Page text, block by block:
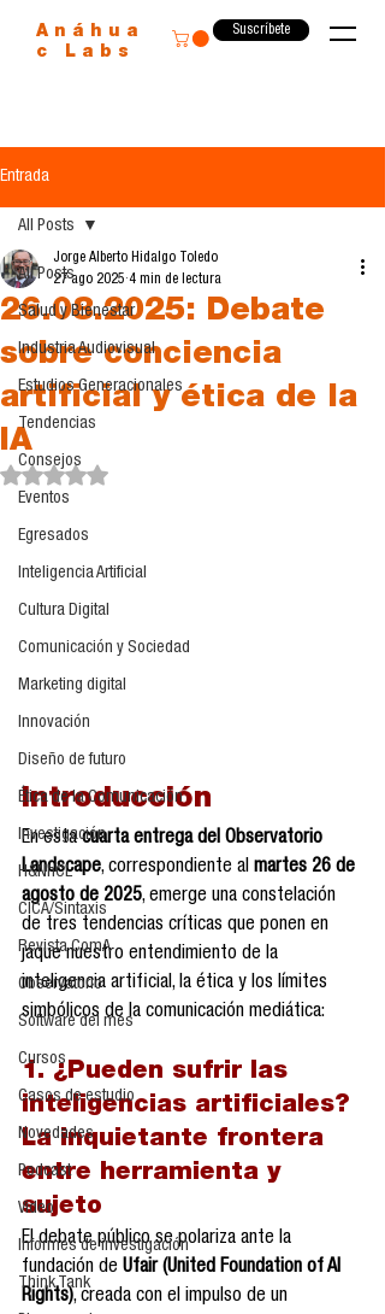
Anáhua
c Labs
Suscríbete
Entrada
All Posts
Salud y Bienestar
Industria Audiovisual
Estudios Generacionales
Tendencias
Consejos
Eventos
Egresados
Inteligencia Artificial
Cultura Digital
Comunicación y Sociedad
Marketing digital
Innovación
Diseño de futuro
Ética de la Comunicación
Investigación
H&NhCL
CICA/Sintaxis
Revista ComA
Observatorio
Software del mes
Cursos
Casos de estudio
Novedades
Podcast
Video
Informes de investigación
Think Tank
All Posts
26.08.2025: Debate
sobre conciencia
artificial y ética de la
IA
Jorge Alberto Hidalgo Toledo
27 ago 2025 4 min de lectura
Obtuvo NaN de 5 estrellas.
Introducción
En esta cuarta entrega del Observatorio
Landscape, correspondiente al martes 26 de
agosto de 2025, emerge una constelación
de tres tendencias críticas que ponen en
jaque nuestro entendimiento de la
inteligencia artificial, la ética y los límites
simbólicos de la comunicación mediática:
1. ¿Pueden sufrir las
inteligencias artificiales?
La inquietante frontera
entre herramienta y
sujeto
El debate público se polariza ante la
fundación de Ufair (United Foundation of AI
Rights), creada con el impulso de un